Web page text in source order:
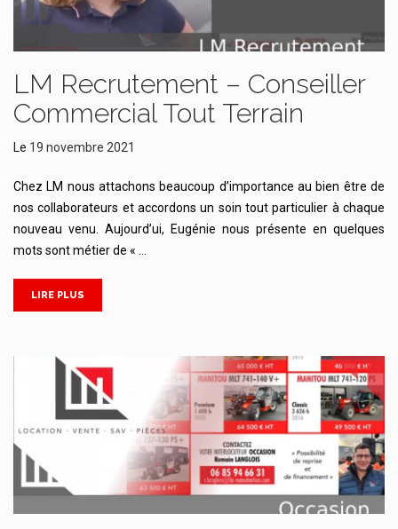
LM Recrutement – Conseiller
Commercial Tout Terrain
Le 19 novembre 2021
Chez LM nous attachons beaucoup d’importance au bien être de
nos collaborateurs et accordons un soin tout particulier à chaque
nouveau venu. Aujourd’ui, Eugénie nous présente en quelques
mots sont métier de « …
LIRE PLUS